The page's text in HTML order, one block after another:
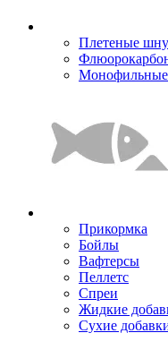
Плетеные
Монофильные
Прикормка
Бойлы
Вафтерсы
Пеллетс
Спреи
Жидкие
Сухие